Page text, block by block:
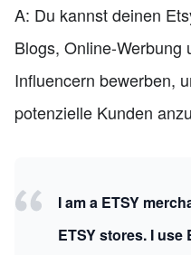
A: Du kannst deinen
Blogs, Online-Werbung
Influencern bewerben,
potenzielle Kunden
I am a ETSY
ETSY stores. I